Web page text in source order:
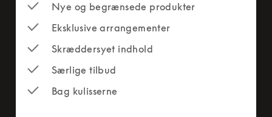
Nye og begrænsede produkter
Eksklusive arrangementer
Skræddersyet indhold
Særlige tilbud
Bag kulisserne